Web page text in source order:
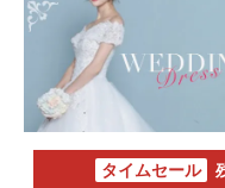
タイムセール